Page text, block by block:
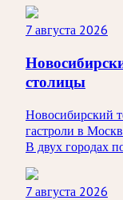
7 августа 2026
столицы
Новосибирский
гастроли в
В двух городах
7 августа 2026